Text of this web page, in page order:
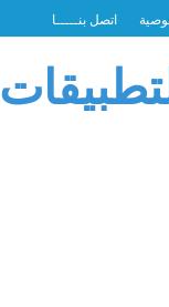
اتصل بنـــــا